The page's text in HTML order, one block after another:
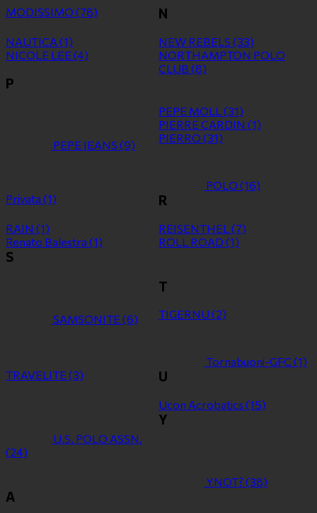
MODISSIMO (78) N
NAUTICA (1) NEW REBELS (33)
NICOLE LEE (4)
NORTHAMPTON POLO
CLUB (8)
P
PEPE JEANS (9)
PEPE MOLL(31)
PIERRE CARDIN (1)
PIERRO (31)
POLO (16)
Privata (1) R
RAIN (1) REISENTHEL(7)
Renato Balestra (1) ROLL ROAD (1)
S
SAMSONITE (6)
T
TIGERNU (2)
Tornabuoni-GFC (1)
TRAVELITE (3) U
U.S. POLO ASSN.
(24)
Ucon Acrobatics (15)
Y
YNOT? (38)
Α